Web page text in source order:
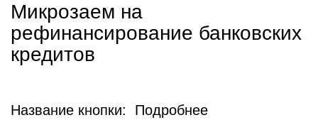
Микрозаем на
рефинансирование банковских
кредитов
Название кнопки: Подробнее